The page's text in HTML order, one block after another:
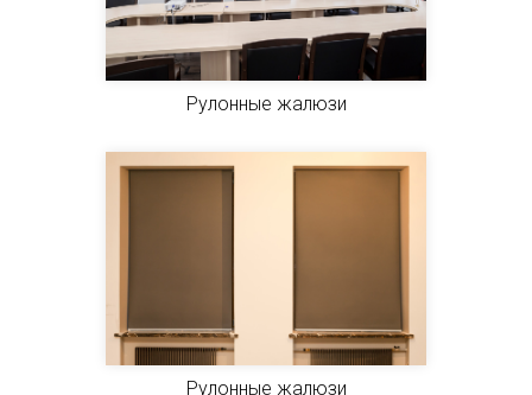
Рулонные жалюзи
Рулонные жалюзи